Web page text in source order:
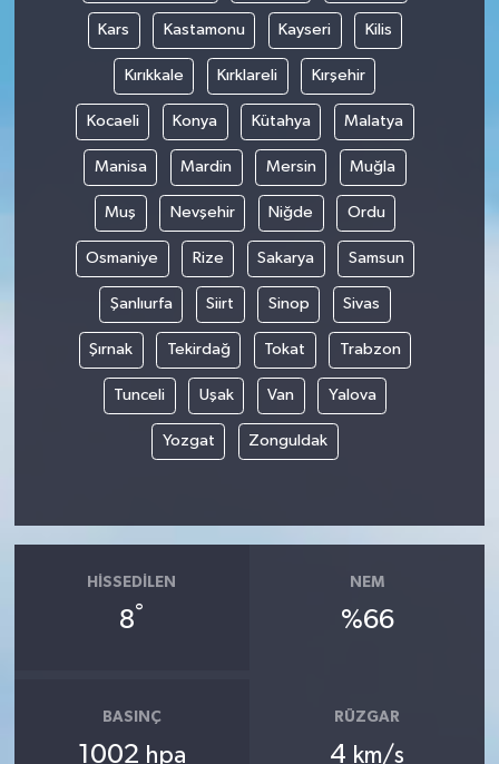
Kars Kastamonu Kayseri Kilis
Kırıkkale Kırklareli Kırşehir
Kocaeli Konya Kütahya Malatya
Manisa Mardin Mersin Muğla
Muş Nevşehir Niğde Ordu
Osmaniye Rize Sakarya Samsun
Şanlıurfa Siirt Sinop Sivas
Şırnak Tekirdağ Tokat Trabzon
Tunceli Uşak Van Yalova
Yozgat Zonguldak
HISSEDILEN
8°
NEM
%66
BASINÇ
1002 hpa
RÜZGAR
4 km/s